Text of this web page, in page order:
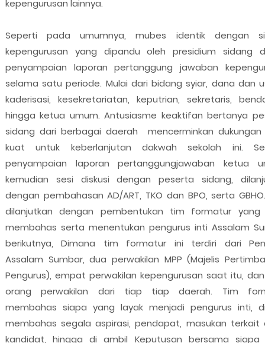
kepengurusan lainnya.
Seperti pada umumnya, mubes identik dengan
kepengurusan yang dipandu oleh presidium sidang
penyampaian laporan pertanggung jawaban
selama satu periode. Mulai dari bidang syiar, dana dan
kaderisasi, kesekretariatan, keputrian, sekretaris,
hingga ketua umum. Antusiasme keaktifan bertanya
sidang dari berbagai daerah mencerminkan dukungan
kuat untuk keberlanjutan dakwah sekolah ini.
penyampaian laporan pertanggungjawaban ketua
kemudian sesi diskusi dengan peserta sidang,
dengan pembahasan AD/ART, TKO dan BPO, serta
dilanjutkan dengan pembentukan tim formatur yang
membahas serta menentukan pengurus inti Assalam
berikutnya, Dimana tim formatur ini terdiri dari
Assalam Sumbar, dua perwakilan MPP (Majelis
Pengurus), empat perwakilan kepengurusan saat itu,
orang perwakilan dari tiap tiap daerah. Tim
membahas siapa yang layak menjadi pengurus inti,
membahas segala aspirasi, pendapat, masukan terkait
kandidat, hingga di ambil Keputusan bersama siapa